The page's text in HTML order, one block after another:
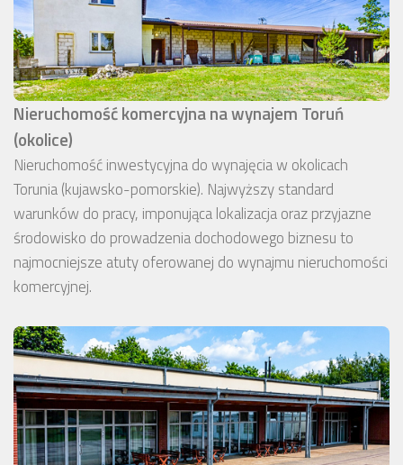
Nieruchomość komercyjna na wynajem Toruń
(okolice)
Nieruchomość inwestycyjna do wynajęcia w okolicach
Torunia (kujawsko-pomorskie). Najwyższy standard
warunków do pracy, imponująca lokalizacja oraz przyjazne
środowisko do prowadzenia dochodowego biznesu to
najmocniejsze atuty oferowanej do wynajmu nieruchomości
komercyjnej.